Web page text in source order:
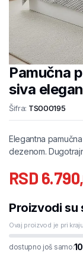
Pamučna
siva
Šifra: TS000195
Elegantna
dezenom.
RSD
Proizvodi su
Ovaj proizvod je pri
dostupno još samo:10